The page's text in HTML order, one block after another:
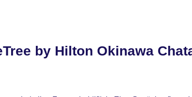
by Hilton Okinawa